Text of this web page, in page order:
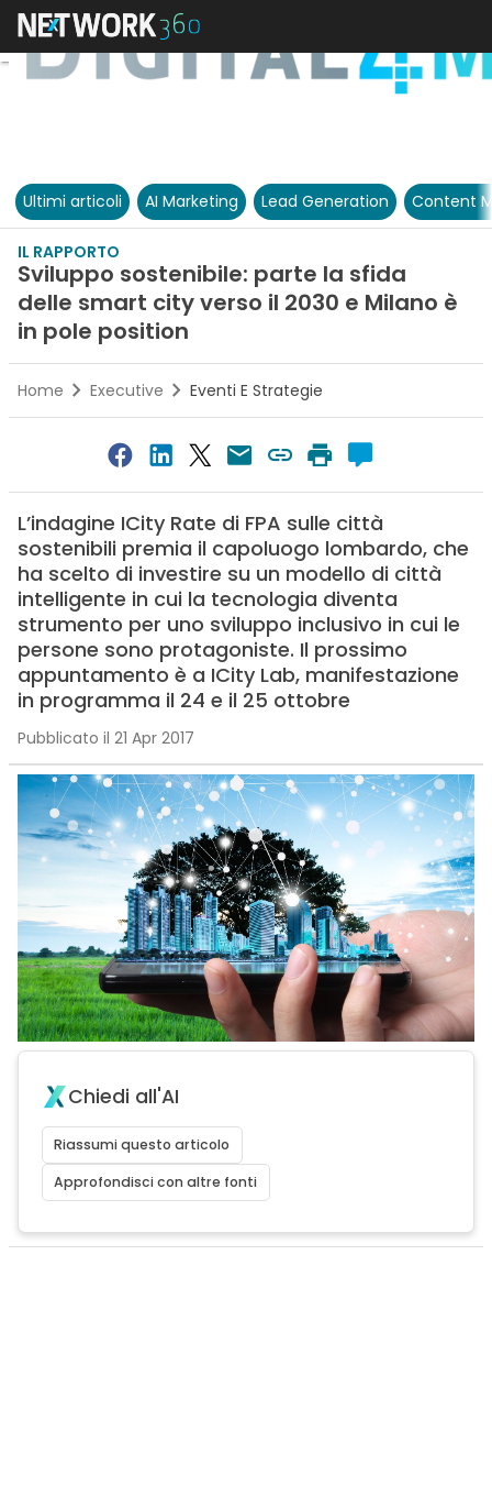
Ultimi articoli AI Marketing Lead Generation Content
IL RAPPORTO
Sviluppo sostenibile: parte la sfida
delle smart city verso il 2030 e Milano è
in pole position
Home Executive Eventi E Strategie
L’indagine ICity Rate di FPA sulle città
sostenibili premia il capoluogo lombardo, che
ha scelto di investire su un modello di città
intelligente in cui la tecnologia diventa
strumento per uno sviluppo inclusivo in cui le
persone sono protagoniste. Il prossimo
appuntamento è a ICity Lab, manifestazione
in programma il 24 e il 25 ottobre
Pubblicato il 21 Apr 2017
Chiedi all'AI
Riassumi questo articolo
Approfondisci con altre fonti